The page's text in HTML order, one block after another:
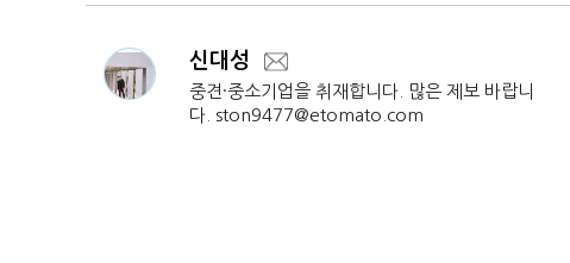
신대성
중견·중소기업을 취재합니다. 많은 제보 바랍니
다. ston9477@etomato.com